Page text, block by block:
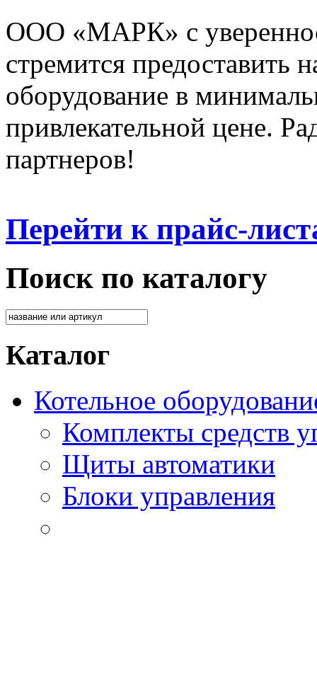
ООО «МАРК» с
стремится предоставить
оборудование в
привлекательной цене.
партнеров!
Перейти к прайс-
Поиск по каталогу
Каталог
Котельное
Комплекты средств
Щиты автоматики
Блоки управления